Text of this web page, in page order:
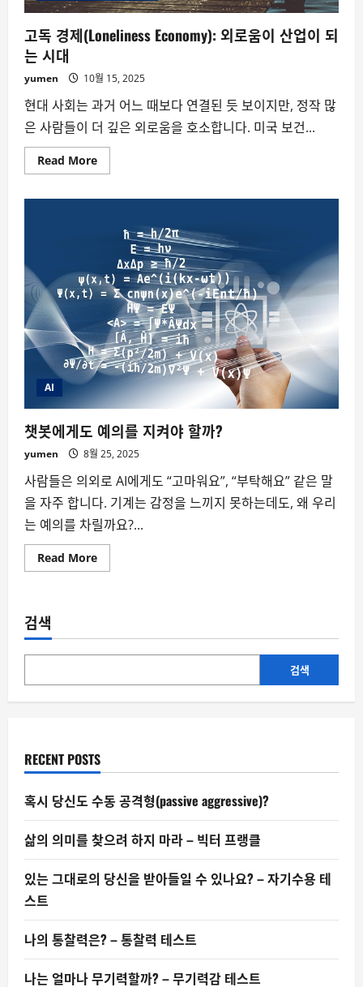
고독 경제(Loneliness Economy): 외로움이 산업이 되
는 시대
yumen 10월 15, 2025
현대 사회는 과거 어느 때보다 연결된 듯 보이지만, 정작 많
은 사람들이 더 깊은 외로움을 호소합니다. 미국 보건...
Read MoreRead
more
(Loneliness
Economy):
로
움
이
업
이
되
는
시
대
AI
챗봇에게도 예의를 지켜야 할까?
yumen 8월 25, 2025
사람들은 의외로 AI에게도 “고마워요”, “부탁해요” 같은 말
을 자주 합니다. 기계는 감정을 느끼지 못하는데도, 왜 우리
는 예의를 차릴까요?...
Read MoreRead
more
도
의
지
야
검색
검색
RECENT POSTS
혹시 당신도 수동 공격형(passive aggressive)?
삶의 의미를 찾으려 하지 마라 – 빅터 프랭클
있는 그대로의 당신을 받아들일 수 있나요? – 자기수용 테
스트
나의 통찰력은? – 통찰력 테스트
나는 얼마나 무기력할까? – 무기력감 테스트